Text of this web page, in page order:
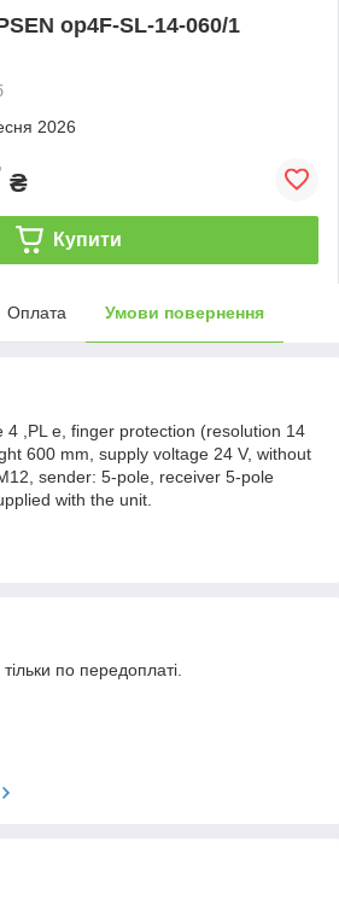
op4F-SL-14-060/1
2026
₴
Купити
Оплата Умови повернення
4 ,PL e, finger protection (resolution 14
600 mm, supply voltage 24 V, without
sender: 5-pole, receiver 5-pole
with the unit.
по передоплаті.